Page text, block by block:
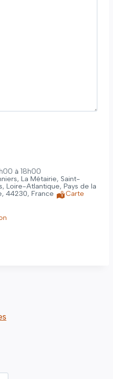
à 18h00
La Métairie, Saint-
Loire-Atlantique, Pays de la
44230, France
Carte